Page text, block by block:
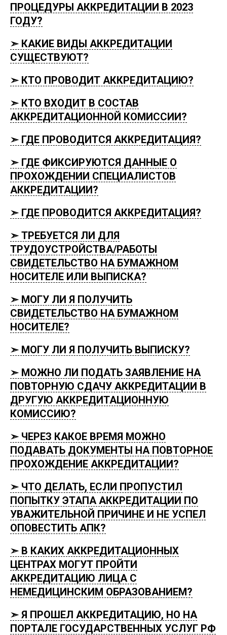
ПРОЦЕДУРЫ АККРЕДИТАЦИИ В 2023
ГОДУ?
➣ КАКИЕ ВИДЫ АККРЕДИТАЦИИ
СУЩЕСТВУЮТ?
➣ КТО ПРОВОДИТ АККРЕДИТАЦИЮ?
➣ КТО ВХОДИТ В СОСТАВ
АККРЕДИТАЦИОННОЙ КОМИССИИ?
➣ ГДЕ ПРОВОДИТСЯ АККРЕДИТАЦИЯ?
➣ ГДЕ ФИКСИРУЮТСЯ ДАННЫЕ О
ПРОХОЖДЕНИИ СПЕЦИАЛИСТОВ
АККРЕДИТАЦИИ?
➣ ГДЕ ПРОВОДИТСЯ АККРЕДИТАЦИЯ?
➣ ТРЕБУЕТСЯ ЛИ ДЛЯ
ТРУДОУСТРОЙСТВА/РАБОТЫ
СВИДЕТЕЛЬСТВО НА БУМАЖНОМ
НОСИТЕЛЕ ИЛИ ВЫПИСКА?
➣ МОГУ ЛИ Я ПОЛУЧИТЬ
СВИДЕТЕЛЬСТВО НА БУМАЖНОМ
НОСИТЕЛЕ?
➣ МОГУ ЛИ Я ПОЛУЧИТЬ ВЫПИСКУ?
➣ МОЖНО ЛИ ПОДАТЬ ЗАЯВЛЕНИЕ НА
ПОВТОРНУЮ СДАЧУ АККРЕДИТАЦИИ В
ДРУГУЮ АККРЕДИТАЦИОННУЮ
КОМИССИЮ?
➣ ЧЕРЕЗ КАКОЕ ВРЕМЯ МОЖНО
ПОДАВАТЬ ДОКУМЕНТЫ НА ПОВТОРНОЕ
ПРОХОЖДЕНИЕ АККРЕДИТАЦИИ?
➣ ЧТО ДЕЛАТЬ, ЕСЛИ ПРОПУСТИЛ
ПОПЫТКУ ЭТАПА АККРЕДИТАЦИИ ПО
УВАЖИТЕЛЬНОЙ ПРИЧИНЕ И НЕ УСПЕЛ
ОПОВЕСТИТЬ АПК?
➣ В КАКИХ АККРЕДИТАЦИОННЫХ
ЦЕНТРАХ МОГУТ ПРОЙТИ
АККРЕДИТАЦИЮ ЛИЦА С
НЕМЕДИЦИНСКИМ ОБРАЗОВАНИЕМ?
➣ Я ПРОШЕЛ АККРЕДИТАЦИЮ, НО НА
ПОРТАЛЕ ГОСУДАРСТВЕННЫХ УСЛУГ РФ